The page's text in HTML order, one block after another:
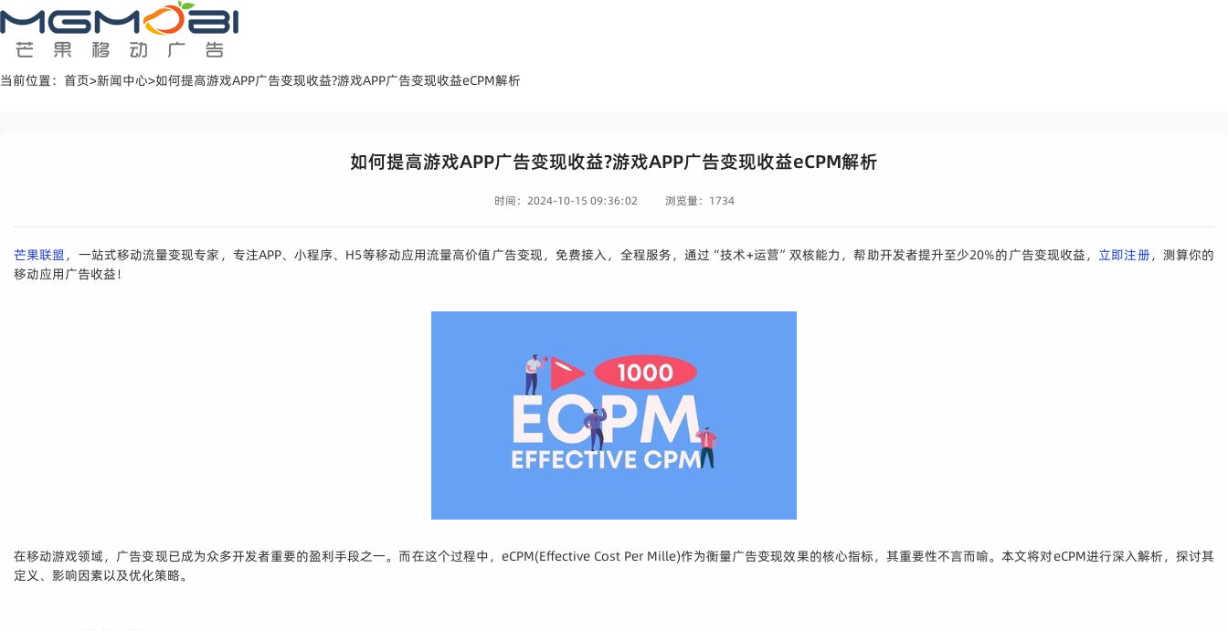
当前位置： 首页>新闻中心>如何提高游戏APP广告变现收益?游戏APP广告变现收益eCPM解析
如何提高游戏APP广告变现收益?游戏APP广告变现收益eCPM解析
时间：2024-10-15 09:36:02 浏览量：1734
芒果联盟，一站式移动流量变现专家，专注APP、小程序、H5等移动应用流量高价值广告变现，免费接入，全程服务，通过“技术+运营”双核能力，帮助开发者提升至少20%的广告变现收益， 立即注册，测算你的
移动应用广告收益！
在移动游戏领域，广告变现已成为众多开发者重要的盈利手段之一。而在这个过程中，eCPM(Effective Cost Per Mille)作为衡量广告变现效果的核心指标，其重要性不言而喻。本文将对eCPM进行深入解析，探讨其
定义、影响因素以及优化策略。